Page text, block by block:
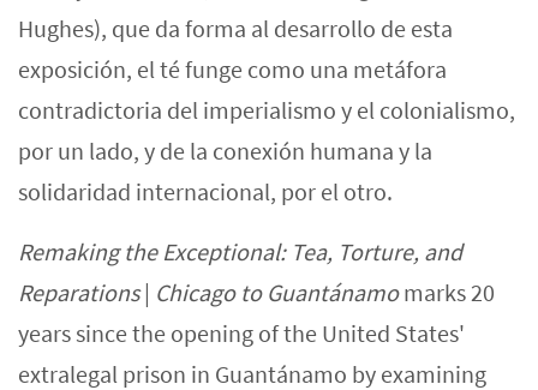
Hughes), que da forma al desarrollo de esta
exposición, el té funge como una metáfora
contradictoria del imperialismo y el colonialismo,
por un lado, y de la conexión humana y la
solidaridad internacional, por el otro.
Remaking the Exceptional: Tea, Torture, and
Reparations| Chicago to Guantánamomarks 20
years since the opening of the United States'
extralegal prison in Guantánamo by examining